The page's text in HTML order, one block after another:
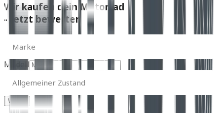
Wir kaufen dein Motorrad
- Jetzt bewerten
Marke
Modell
Zustand
Allgemeiner Zustand